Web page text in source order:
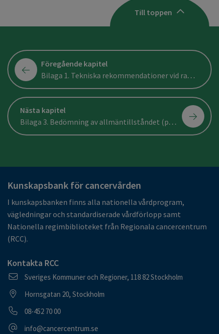
Till toppen
Föregående kapitel
Bilaga 1. Tekniska rekommendationer vid radiologisk utredning
Nästa kapitel
Bilaga 3. Bedömning av allmäntillståndet (performance status)
Kunskapsbank för cancervården
I kunskapsbanken finns alla nationella vårdprogram,
vägledningar och standardiserade vårdförlopp samt
Nationella regimbiblioteket från Regionala cancercentrum
(RCC).
Kontakta RCC
Postadress
Sveriges Kommuner och Regioner, 118 82 Stockholm
Besöksadress
Hornsgatan 20, Stockholm
Telefonnummer
08-452 70 00
E-postadress
info@cancercentrum.se